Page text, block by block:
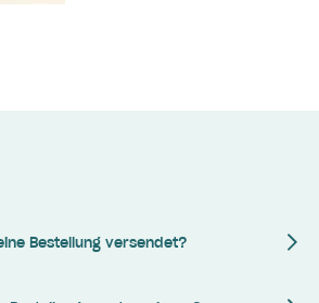
Bestellung versendet?